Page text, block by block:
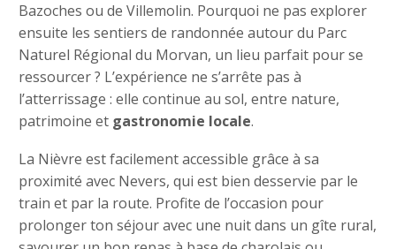
Bazoches ou de Villemolin. Pourquoi ne pas explorer
ensuite les sentiers de randonnée autour du Parc
Naturel Régional du Morvan, un lieu parfait pour se
ressourcer ? L’expérience ne s’arrête pas à
l’atterrissage : elle continue au sol, entre nature,
patrimoine et gastronomie locale.
La Nièvre est facilement accessible grâce à sa
proximité avec Nevers, qui est bien desservie par le
train et par la route. Profite de l’occasion pour
prolonger ton séjour avec une nuit dans un gîte rural,